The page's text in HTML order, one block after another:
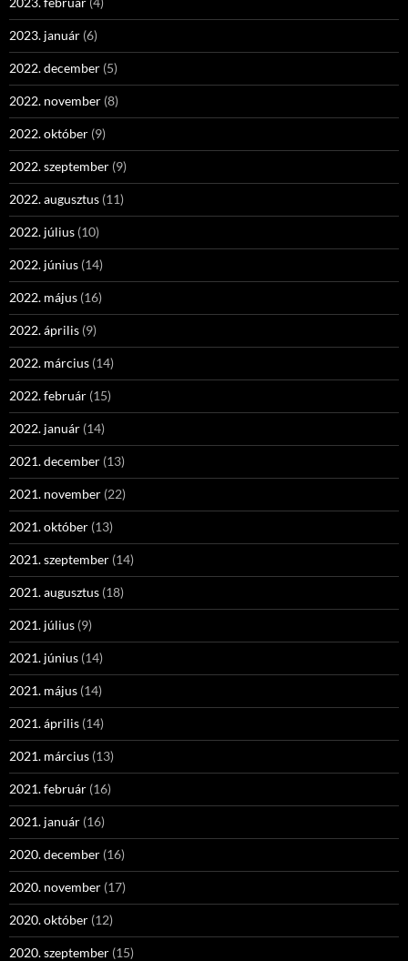
2023. január (6)
2022. december (5)
2022. november (8)
2022. október (9)
2022. szeptember (9)
2022. augusztus (11)
2022. július (10)
2022. június (14)
2022. május (16)
2022. április (9)
2022. március (14)
2022. február (15)
2022. január (14)
2021. december (13)
2021. november (22)
2021. október (13)
2021. szeptember (14)
2021. augusztus (18)
2021. július (9)
2021. június (14)
2021. május (14)
2021. április (14)
2021. március (13)
2021. február (16)
2021. január (16)
2020. december (16)
2020. november (17)
2020. október (12)
2020. szeptember (15)